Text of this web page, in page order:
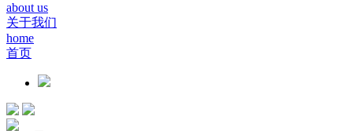
about us
关于我们
home
首页